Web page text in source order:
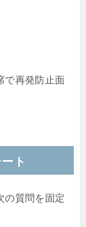
で再発防止面
ト
の質問を固定